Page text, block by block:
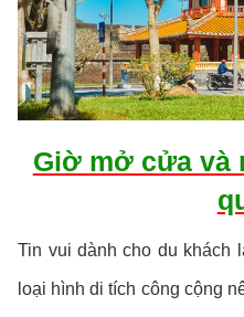
Giờ mở cửa và
Tin vui dành cho du khách
loại hình di tích công cộng